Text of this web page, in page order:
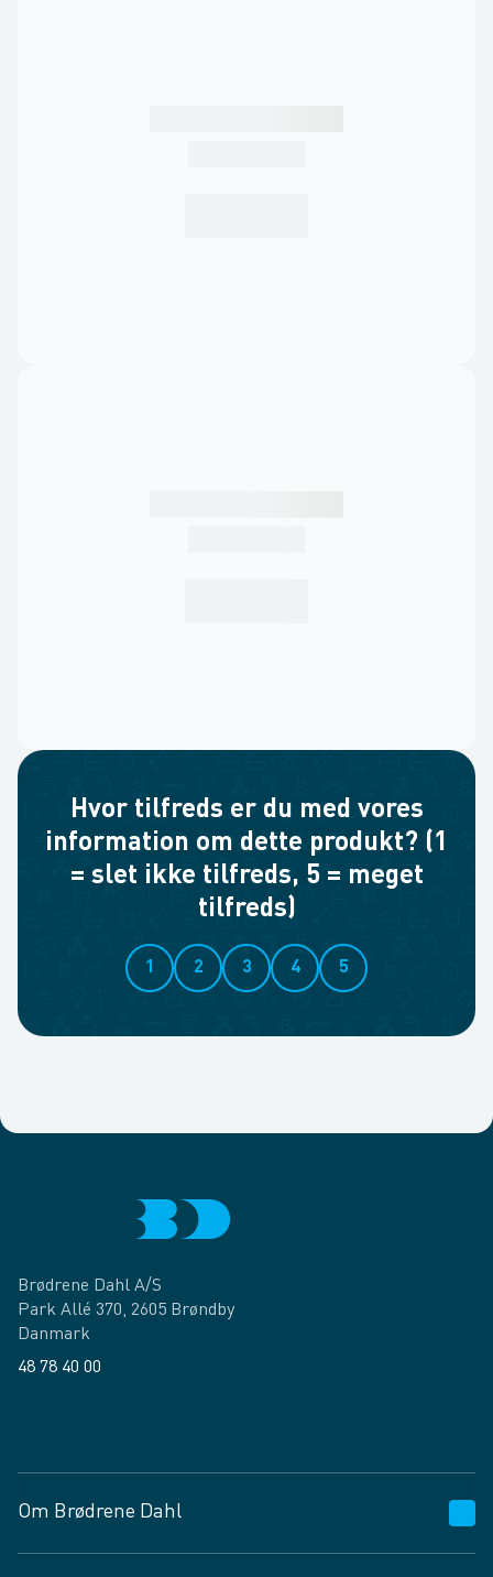
Hvor tilfreds er du med vores
information om dette produkt? (1
= slet ikke tilfreds, 5 = meget
tilfreds)
1 2 3 4 5
Brødrene Dahl A/S
Park Allé 370, 2605 Brøndby
Danmark
48 78 40 00
Om Brødrene Dahl